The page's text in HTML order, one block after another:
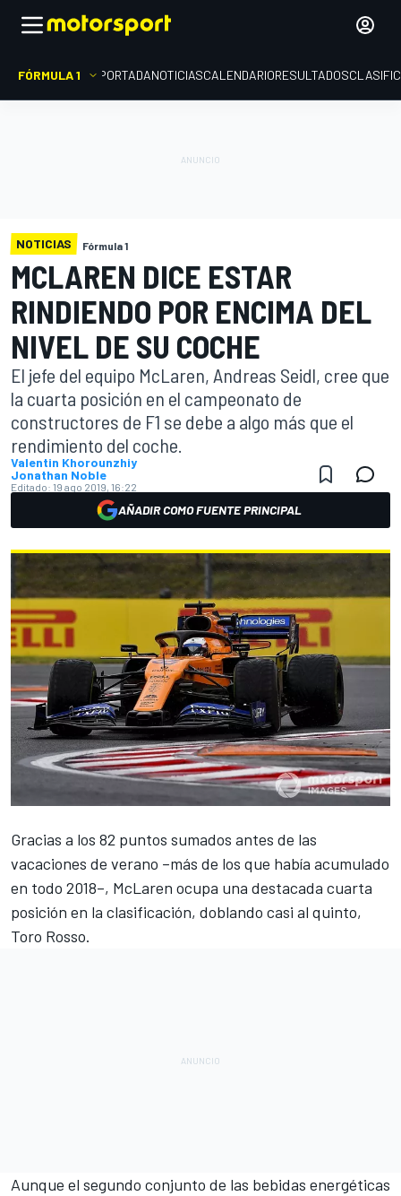
FÓRMULA 1 PORTADANOTICIASCALENDARIORESULTADOS
NOTICIAS Fórmula 1
MCLAREN DICE ESTAR
RINDIENDO POR ENCIMA DEL
NIVEL DE SU COCHE
El jefe del equipo McLaren, Andreas Seidl, cree que
la cuarta posición en el campeonato de
constructores de F1 se debe a algo más que el
rendimiento del coche.
Valentin Khorounzhiy
Jonathan Noble
Editado: 19 ago 2019, 16:22
AÑADIR COMO FUENTE PRINCIPAL
Gracias a los 82 puntos sumados antes de las
vacaciones de verano –más de los que había acumulado
en todo 2018–, McLaren ocupa una destacada cuarta
posición en la clasificación, doblando casi al quinto,
Toro Rosso.
Aunque el segundo conjunto de las bebidas energéticas